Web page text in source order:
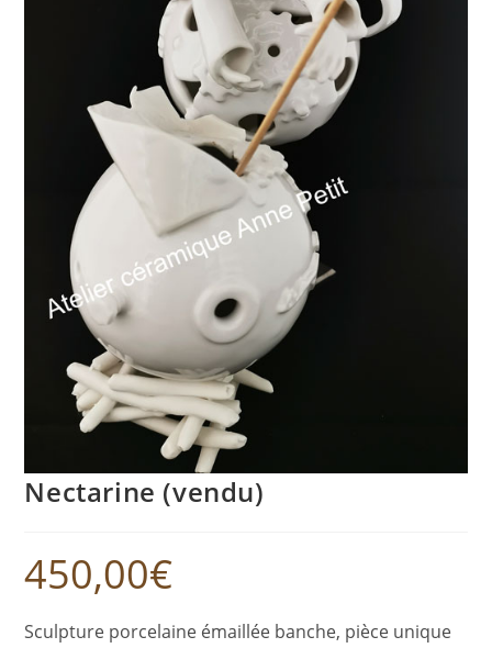
Nectarine (vendu)
450,00€
Sculpture porcelaine émaillée banche, pièce unique